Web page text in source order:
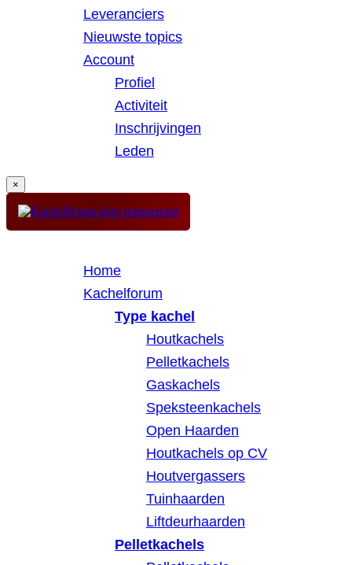
Leveranciers
Nieuwste topics
Account
Profiel
Activiteit
Inschrijvingen
Leden
×
Home
Kachelforum
Type kachel
Houtkachels
Pelletkachels
Gaskachels
Speksteenkachels
Open Haarden
Houtkachels op CV
Houtvergassers
Tuinhaarden
Liftdeurhaarden
Pelletkachels